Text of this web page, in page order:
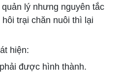
lý nhưng nguyên tắc
trại chăn nuôi thì lại
hiện:
được hình thành.